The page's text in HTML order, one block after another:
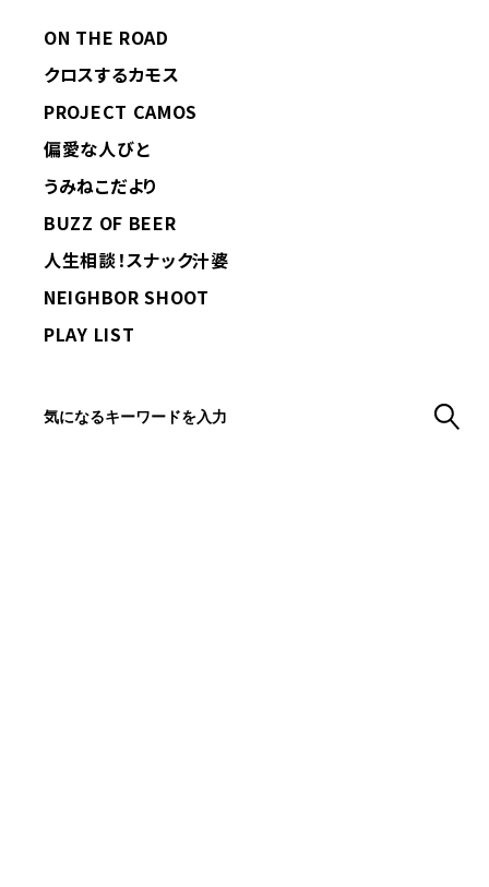
ON THE ROAD
クロスするカモス
PROJECT CAMOS
偏愛な人びと
うみねこだより
BUZZ OF BEER
人生相談！スナック汁婆
NEIGHBOR SHOOT
PLAY LIST